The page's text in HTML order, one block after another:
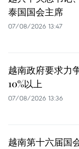
泰国国会主席
07/08/2026 13:47
越南政府要求力
10%以上
07/08/2026 13:36
越南第十六届国